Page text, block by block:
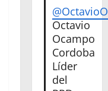
Octavio
Ocampo
Cordoba
Líder
del